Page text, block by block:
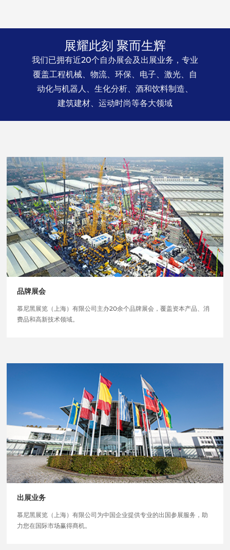
展耀此刻 聚而生辉
我们已拥有近20个自办展会及出展业务，专业
覆盖工程机械、物流、环保、电子、激光、自
动化与机器人、生化分析、酒和饮料制造、
建筑建材、运动时尚等各大领域
品牌展会
慕尼黑展览（上海）有限公司主办20余个品牌展会，覆盖资本产品、消
费品和高新技术领域。
出展业务
慕尼黑展览（上海）有限公司为中国企业提供专业的出国参展服务，助
力您在国际市场赢得商机。